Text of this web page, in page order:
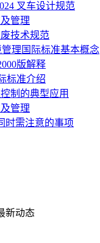
叉车设计规范
管理
技术规范
管理国际标准基本概念
版解释
标准介绍
制的典型应用
管理
时需注意的事项
新动态